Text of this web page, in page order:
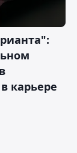
карьере